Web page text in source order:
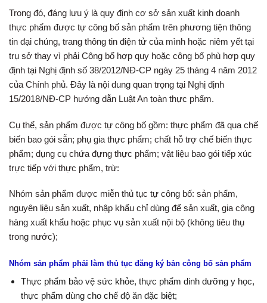
Trong đó, đáng lưu ý là quy định cơ sở sản xuất kinh doanh
thực phẩm được tự công bố sản phẩm trên phương tiện thông
tin đại chúng, trang thông tin điện tử của mình hoặc niêm yết tại
trụ sở thay vì phải Công bố hợp quy hoặc công bố phù hợp quy
định tại Nghị định số 38/2012/NĐ-CP ngày 25 tháng 4 năm 2012
của Chính phủ. Đây là nội dung quan trọng tại Nghị định
15/2018/NĐ-CP hướng dẫn Luật An toàn thực phẩm.
Cụ thể, sản phẩm được tự công bố gồm: thực phẩm đã qua chế
biến bao gói sẵn; phụ gia thực phẩm; chất hỗ trợ chế biến thực
phẩm; dụng cụ chứa đựng thực phẩm; vật liệu bao gói tiếp xúc
trực tiếp với thực phẩm, trừ:
Nhóm sản phẩm được miễn thủ tục tự công bố: sản phẩm,
nguyên liệu sản xuất, nhập khẩu chỉ dùng để sản xuất, gia công
hàng xuất khẩu hoặc phục vụ sản xuất nội bộ (không tiêu thụ
trong nước);
Nhóm sản phẩm phải làm thủ tục đăng ký bản công bố sản phẩm
Thực phẩm bảo vệ sức khỏe, thực phẩm dinh dưỡng y học,
thực phẩm dùng cho chế độ ăn đặc biệt;